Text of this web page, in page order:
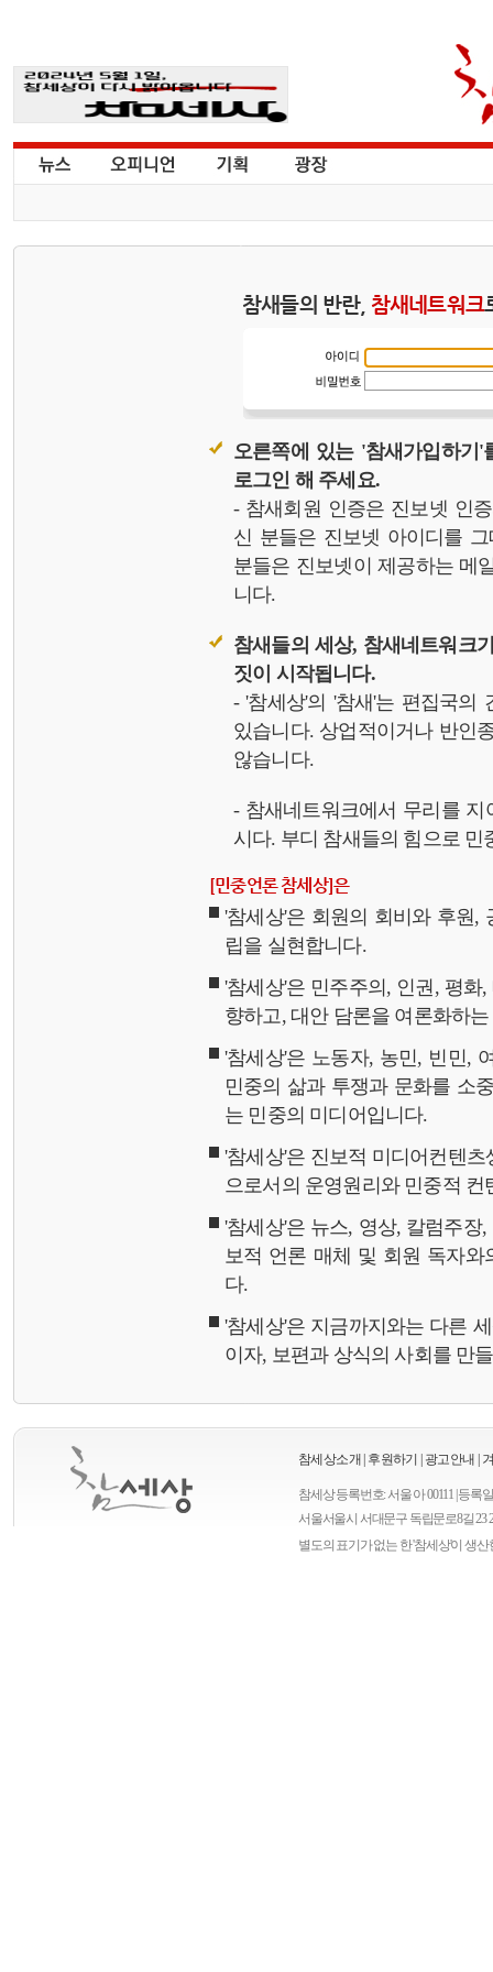
참새들의 반란, 참새네트워크
오른쪽에 있는 '참새가입하기
로그인 해 주세요.
- 참새회원 인증은 진보넷 인
신 분들은 진보넷 아이디를
분들은 진보넷이 제공하는 메
니다.
참새들의 세상, 참새네트워크
짓이 시작됩니다.
- '참세상'의 '참새'는 편집국의
있습니다. 상업적이거나 반인
않습니다.
- 참새네트워크에서 무리를
시다. 부디 참새들의 힘으로 민
[민중언론 참세상]은
'참세상'은 회원의 회비와 후원,
립을 실현합니다.
'참세상'은 민주주의, 인권, 평
향하고, 대안 담론을 여론화하
'참세상'은 노동자, 농민, 빈민,
민중의 삶과 투쟁과 문화를 소
는 민중의 미디어입니다.
'참세상'은 진보적 미디어컨텐
으로서의 운영원리와 민중적
'참세상'은 뉴스, 영상, 칼럼주
보적 언론 매체 및 회원 독자와
다.
'참세상'은 지금까지와는 다른
이자, 보편과 상식의 사회를 만
참세상소개 후원하기 광고안내
참세상 등록번호: 서울 아 00111 | 등록
서울서울시 서대문구 독립문로8길 23
별도의 표기가 없는 한 '참세상'이 생